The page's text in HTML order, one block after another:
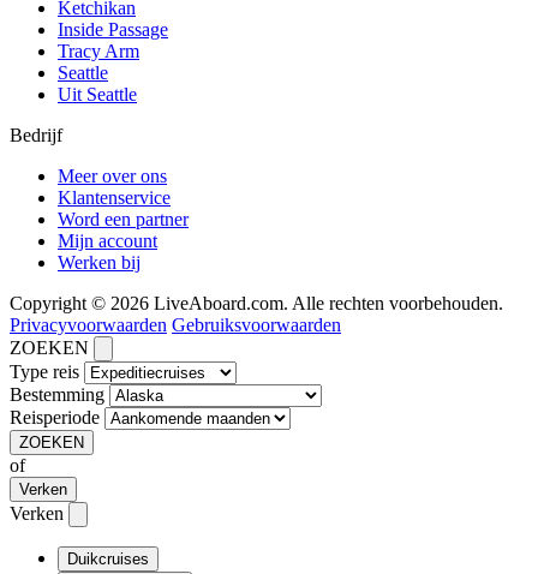
Ketchikan
Inside Passage
Tracy Arm
Seattle
Uit Seattle
Bedrijf
Meer over ons
Klantenservice
Word een partner
Mijn account
Werken bij
Copyright © 2026 LiveAboard.com. Alle rechten voorbehouden.
Privacyvoorwaarden Gebruiksvoorwaarden
ZOEKEN
Type reis
Bestemming
Reisperiode
ZOEKEN
of
Verken
Verken
Duikcruises